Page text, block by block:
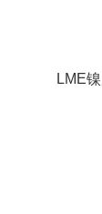
LME